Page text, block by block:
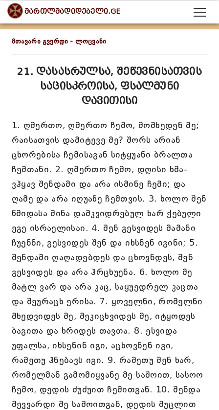
მართლმადიდებელი.GE
მთავარი გვერდი - ლოცვანი
21. დასასრულსა, შეწევნისათვის
საცისკროისა, ფსალმუნი
დავითისი
1. ღმერთო, ღმერთო ჩემო, მომხედენ მე;
რაისათვის დამიტევე მე? შორს არიან
ცხორებისა ჩემისაგან სიტყუანი ბრალთა
ჩემთანი. 2. ღმერთო ჩემო, დღისი ხმა-
ვჰყავ შენდამი და არა ისმინე ჩემი; და
ღამე და არა იღუაწე ჩემთვის. 3. ხოლო შენ
წმიდასა შინა დამკვიდრებულ ხარ ქებული
ეგე ისრაელისაი. 4. შენ გესვიდეს მამანი
ჩუენნი, გესვიდეს შენ და იხსნენ იგინი; 5.
შენდამი ღაღადებდეს და ცხოვნდეს, შენ
გესვიდეს და არა ჰრცხუენა. 6. ხოლო მე
მატლ ვარ და არა კაც, საყუედრელ კაცთა
და შეურაცხ ერისა. 7. ყოველნი, რომელნი
მხედვიდეს მე, მეკიცხვიდეს მე, იტყოდეს
ბაგითა და ხრიდეს თავთა. 8. ესვიდა
უფალსა, იხსენინ იგი, აცხოვნენ იგი,
რამეთუ ჰნებავს იგი. 9. რამეთუ შენ ხარ,
რომელმან გამომიყვანე მე საშოით, სასოო
ჩემო, დედის ძუძუით ჩემითგან. 10. შენდა
შევვარდი მე საშოითგან, დედის მუცლით